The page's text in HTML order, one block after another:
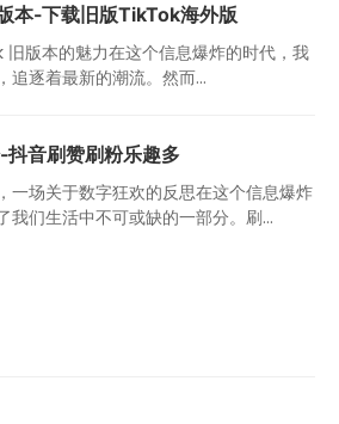
本-下载旧版TikTok海外版
版本的魅力在这个信息爆炸的时代，我
追逐着最新的潮流。然而...
音刷赞刷粉乐趣多
一场关于数字狂欢的反思在这个信息爆炸
我们生活中不可或缺的一部分。刷...